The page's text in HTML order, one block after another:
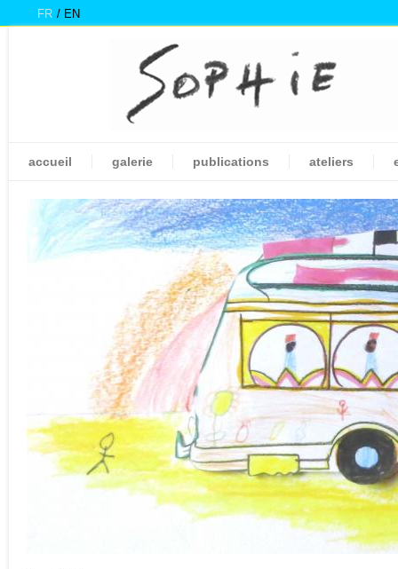
FR EN
accueil galerie publications ateliers